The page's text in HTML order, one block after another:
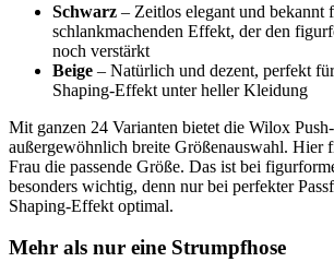
Schwarz – Zeitlos elegant und bekannt
schlankmachenden Effekt, der den
noch verstärkt
Beige – Natürlich und dezent, perfekt
Shaping-Effekt unter heller Kleidung
Mit ganzen 24 Varianten bietet die Wilox
außergewöhnlich breite Größenauswahl. Hier
Frau die passende Größe. Das ist bei
besonders wichtig, denn nur bei perfekter
Shaping-Effekt optimal.
Mehr als nur eine Strumpfhose